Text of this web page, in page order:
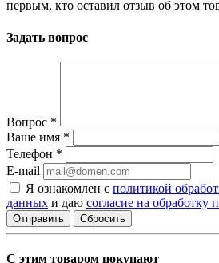
первым, кто оставил отзыв об этом
Задать вопрос
Вопрос *
Ваше имя *
Телефон *
E-mail
Я ознакомлен с политикой
данных и даю согласие на обработку
Сбросить
С этим товаром покупают